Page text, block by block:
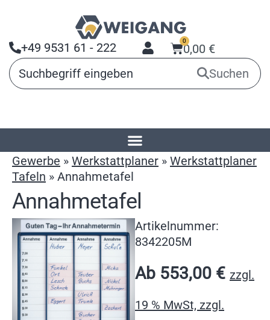
+49 9531 61 - 222 0,00 €
0
Suchen
»Arbeitsmittel für
Gewerbe » Werkstattplaner » Werkstattplaner
Tafeln » Annahmetafel
Annahmetafel
Artikelnummer:
8342205M
Ab 553,00 € zzgl.
19 % MwSt, zzgl.